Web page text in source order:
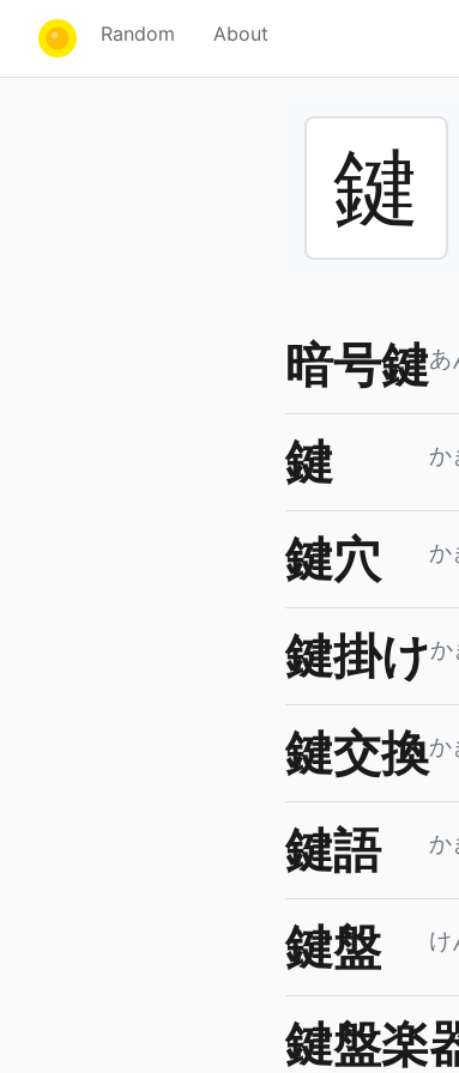
Random About
鍵
暗号鍵あ
鍵 か
鍵穴 か
鍵掛けか
鍵交換か
鍵語 か
鍵盤 け
鍵盤楽